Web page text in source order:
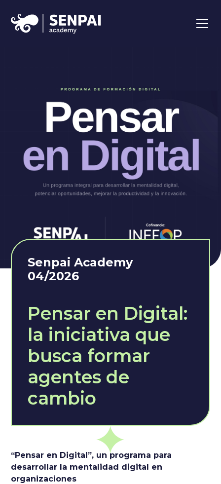
Senpai Academy
04/2026
Pensar en Digital:
la iniciativa que
busca formar
agentes de
cambio
“Pensar en Digital”, un programa para
desarrollar la mentalidad digital en
organizaciones